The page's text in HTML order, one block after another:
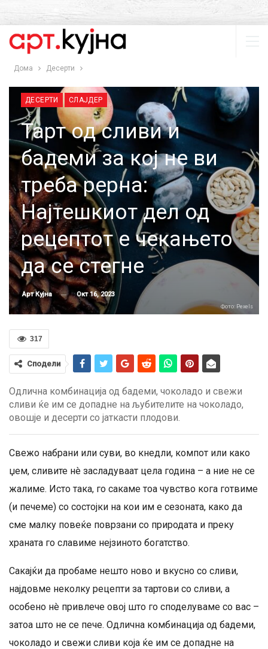
Дома Десерти
ДЕСЕРТИ СЛАЈДЕР
Тарт од сливи и
бадеми за кој не ви
треба рерна:
Најтешкиот дел од
рецептот е чекањето
да се стегне
Арт Кујна Окт 16, 2023
Фото: Pexels
317
Сподели
Одлична комбинација од бадеми, чоколадо и свежи
сливи ќе им се допадне на љубителите на чоколадо,
овошје и десерти со јаткасти плодови.
Свежо набрани или суви, во кнедли, компот или како
џем, сливите нè засладуваат цела година – а ние не се
жалиме. Исто така, го сакаме тоа чувство кога готвиме
(и печеме) со состојки на кои им е сезоната, како да
сме малку повеќе поврзани со природата и преку
храната го славиме нејзиното богатство.
Сакајќи да пробаме нешто ново и вкусно со сливи,
најдовме неколку рецепти за тартови со сливи, а
особено нè привлече овој што го споделуваме со вас –
затоа што не се пече. Одлична комбинација од бадеми,
чоколадо и свежи сливи која ќе им се допадне на